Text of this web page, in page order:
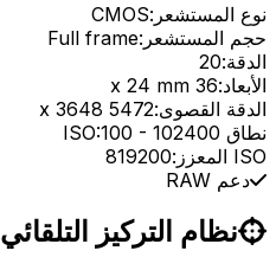
نوع المستشعر:CMOS
حجم المستشعر:Full frame
الدقة:20
الأبعاد:36 x 24 mm
الدقة القصوى:5472 x 3648
نطاق ISO:
100 - 102400
ISO المعزز:
819200
دعم RAW
نظام التركيز التلقائي